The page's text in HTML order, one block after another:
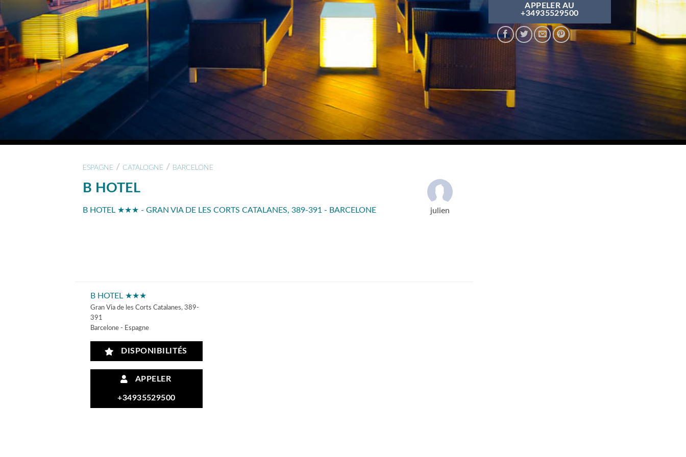
ESPAGNE / CATALOGNE / BARCELONE
B HOTEL
B HOTEL ★★★ - GRAN VIA DE LES CORTS CATALANES, 389-391 - BARCELONE julien
B HOTEL ★★★
Gran Via de les Corts Catalanes, 389-
391
Barcelone - Espagne
DISPONIBILITÉS
APPELER
+34935529500
APPELER AU
+34935529500